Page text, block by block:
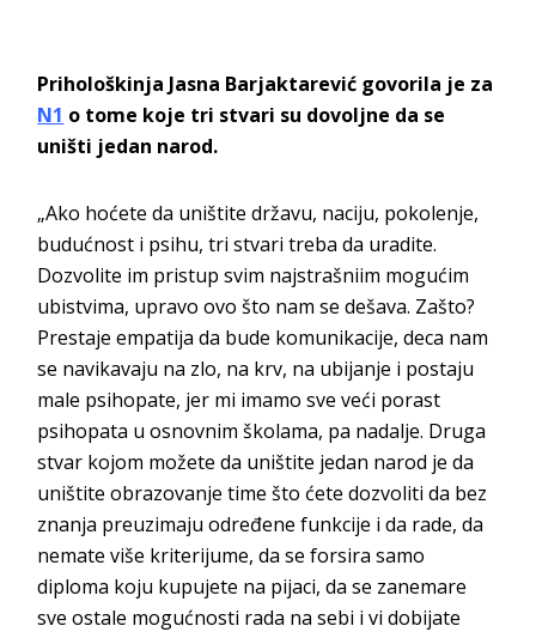
Prihološkinja Jasna Barjaktarević govorila je za
N1 o tome koje tri stvari su dovoljne da se
uništi jedan narod.
„Ako hoćete da uništite državu, naciju, pokolenje,
budućnost i psihu, tri stvari treba da uradite.
Dozvolite im pristup svim najstrašniim mogućim
ubistvima, upravo ovo što nam se dešava. Zašto?
Prestaje empatija da bude komunikacije, deca nam
se navikavaju na zlo, na krv, na ubijanje i postaju
male psihopate, jer mi imamo sve veći porast
psihopata u osnovnim školama, pa nadalje. Druga
stvar kojom možete da uništite jedan narod je da
uništite obrazovanje time što ćete dozvoliti da bez
znanja preuzimaju određene funkcije i da rade, da
nemate više kriterijume, da se forsira samo
diploma koju kupujete na pijaci, da se zanemare
sve ostale mogućnosti rada na sebi i vi dobijate